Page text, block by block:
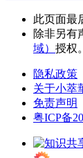
此页面最
除非另有
域） 授权。
隐私政策
关于小萃
免责声明
粤ICP备